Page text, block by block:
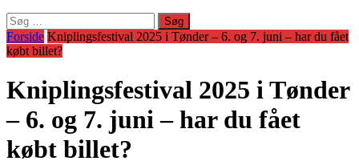
Søg
efter:
Forside Kniplingsfestival 2025 i Tønder – 6. og 7. juni – har du fået
købt billet?
Kniplingsfestival 2025 i Tønder
– 6. og 7. juni – har du fået
købt billet?